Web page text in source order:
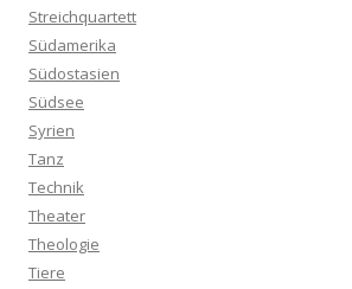
Streichquartett
Südamerika
Südostasien
Südsee
Syrien
Tanz
Technik
Theater
Theologie
Tiere